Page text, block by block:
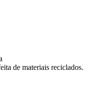
de materiais reciclados.